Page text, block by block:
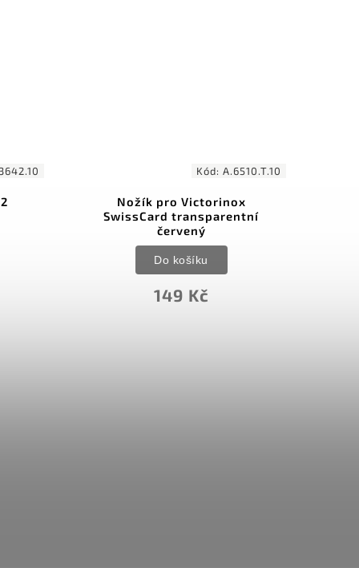
Kód: A.6510.T.10
Nožík pro Victorinox
SwissCard transparentní
červený
149 Kč
Do košíku